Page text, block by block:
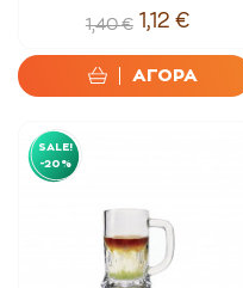
1,40 € 1,12 €
ΑΓΟΡΑ
SALE!
-20%